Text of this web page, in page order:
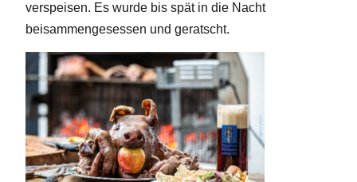
verspeisen. Es wurde bis spät in die Nacht
beisammengesessen und geratscht.